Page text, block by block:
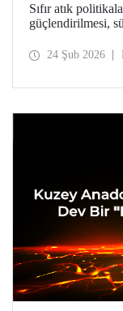
Sıfır atık
güçlendirilmesi,
amacıyla
24 Şub 2026